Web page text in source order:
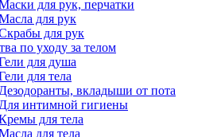
для рук, перчатки
для рук
для рук
по уходу за телом
для душа
для тела
Дезодоранты, вкладыши от пота
Для интимной гигиены
для тела
для тела